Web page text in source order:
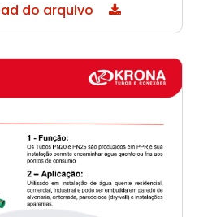
do arquivo